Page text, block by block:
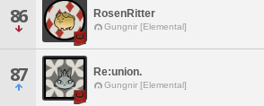
86 RosenRitter
Gungnir [Elemental]
87 Re:union.
Gungnir [Elemental]